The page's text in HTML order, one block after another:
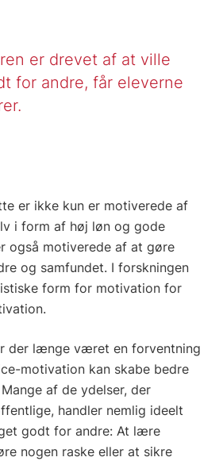
er drevet af at ville
for andre, får eleverne
er ikke kun er motiverede af
i form af høj løn og gode
også motiverede af at gøre
og samfundet. I forskningen
form for motivation for
der længe været en forventning
motivation kan skabe bedre
af de ydelser, der
handler nemlig ideelt
godt for andre: At lære
nogen raske eller at sikre